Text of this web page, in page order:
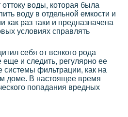
оттоку воды, которая была
воду в отдельной емкости и
раз таки и предназначена
условиях справлять
себя от всякого рода
и следить, регулярно ее
фильтрации, как на
доме. В настоящее время
попадания вредных